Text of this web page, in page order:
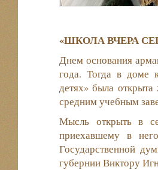
«ШКОЛА ВЧЕРА
Днем основания
года. Тогда в доме
детях» была
средним учебным
Мысль открыть в
приехавшему в
Государственной
губернии Виктору